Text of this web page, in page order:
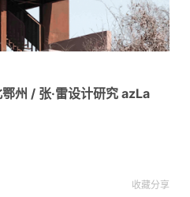
州 / 张·雷设计研究 azLa
收藏分享